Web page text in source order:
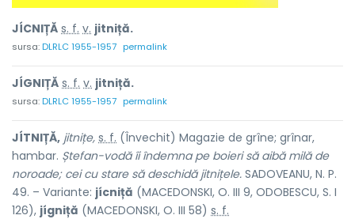
JÍCNIȚĂ s. f. v. jitniță.
sursa:DLRLC 1955-1957 permalink
JÍGNIȚĂ s. f. v. jitniță.
sursa:DLRLC 1955-1957 permalink
JÍTNIȚĂ, jitnițe, s. f. (Învechit) Magazie de grîne; grînar,
hambar. Ștefan-vodă îi îndemna pe boieri să aibă milă de
noroade; cei cu stare să deschidă jitnițele. SADOVEANU, N. P.
49. – Variante: jícniță (MACEDONSKI, O. III 9, ODOBESCU, S. I
126), jígniță (MACEDONSKI, O. III 58) s. f.